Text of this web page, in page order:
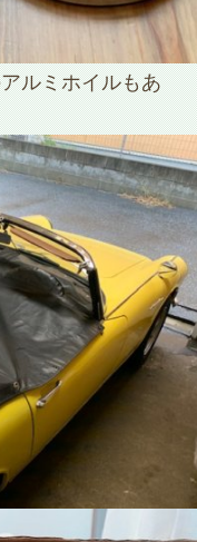
ルミホイルもあ